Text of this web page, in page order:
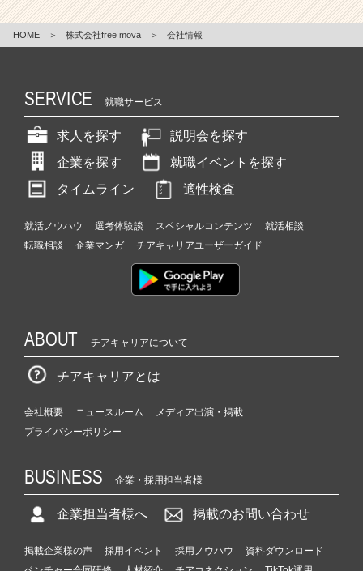
HOME ＞ 株式会社free mova ＞ 会社情報
SERVICE 就職サービス
求人を探す
説明会を探す
企業を探す
就職イベントを探す
タイムライン
適性検査
就活ノウハウ 選考体験談 スペシャルコンテンツ
就活相談
転職相談
企業マンガ チアキャリアユーザーガイド
ABOUT チアキャリアについて
チアキャリアとは
会社概要 ニュースルーム
メディア出演・掲載
プライバシーポリシー
BUSINESS 企業・採用担当者様
企業担当者様へ 掲載のお問い合わせ
掲載企業様の声 採用イベント 採用ノウハウ
資料ダウンロード